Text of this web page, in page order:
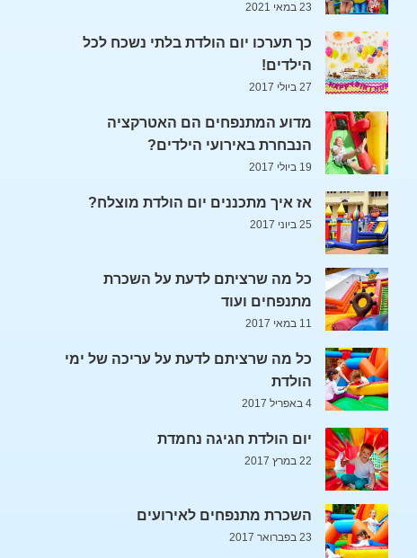
23 במאי 2021
כך תערכו יום הולדת בלתי נשכח לכל
הילדים!
27 ביולי 2017
מדוע המתנפחים הם האטרקציה
הנבחרת באירועי הילדים?
19 ביולי 2017
אז איך מתכננים יום הולדת מוצלח?
25 ביוני 2017
כל מה שרציתם לדעת על השכרת
מתנפחים ועוד
11 במאי 2017
כל מה שרציתם לדעת על עריכה של ימי
הולדת
4 באפריל 2017
יום הולדת חגיגה נחמדת
22 במרץ 2017
השכרת מתנפחים לאירועים
23 בפברואר 2017